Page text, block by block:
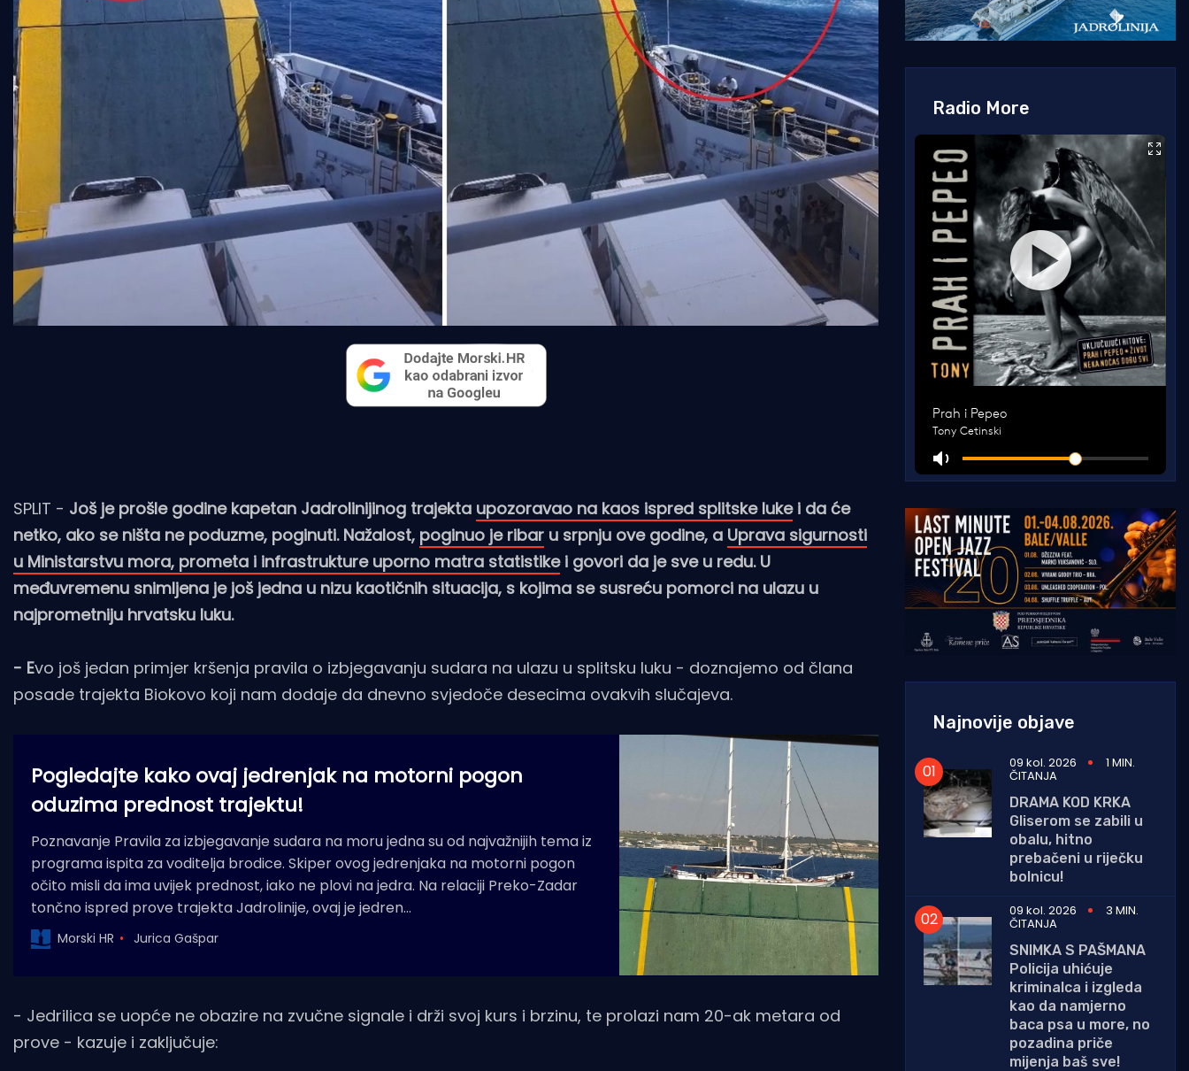
SPLIT - Još je prošle godine kapetan Jadrolinijinog trajekta upozoravao na kaos ispred splitske lukei da će
netko, ako se ništa ne poduzme, poginuti. Nažalost, poginuo je ribar u srpnju ove godine, a Uprava sigurnosti
u Ministarstvu mora, prometa i infrastrukture uporno matra statistikei govori da je sve u redu. U
međuvremenu snimljena je još jedna u nizu kaotičnih situacija, s kojima se susreću pomorci na ulazu u
najprometniju hrvatsku luku.
- Evo još jedan primjer kršenja pravila o izbjegavanju sudara na ulazu u splitsku luku - doznajemo od člana
posade trajekta Biokovo koji nam dodaje da dnevno svjedoče desecima ovakvih slučajeva.
Pogledajte kako ovaj jedrenjak na motorni pogon
oduzima prednost trajektu!
Poznavanje Pravila za izbjegavanje sudara na moru jedna su od najvažnijih tema iz
programa ispita za voditelja brodice. Skiper ovog jedrenjaka na motorni pogon
očito misli da ima uvijek prednost, iako ne plovi na jedra. Na relaciji Preko-Zadar
tončno ispred prove trajekta Jadrolinije, ovaj je jedren…
Morski HR Jurica Gašpar
- Jedrilica se uopće ne obazire na zvučne signale i drži svoj kurs i brzinu, te prolazi nam 20-ak metara od
prove - kazuje i zaključuje:
Radio More
Najnovije objave
09 kol. 2026 1 MIN.
ČITANJA
DRAMA KOD KRKA
Gliserom se zabili u
obalu, hitno
prebačeni u riječku
bolnicu!
09 kol. 2026
3 MIN.
ČITANJA
SNIMKA S PAŠMANA
Policija uhićuje
kriminalca i izgleda
kao da namjerno
baca psa u more, no
pozadina priče
mijenja baš sve!